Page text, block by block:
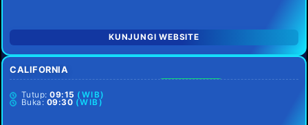
KUNJUNGI WEBSITE
CALIFORNIA
Tutup:09:15 (WIB)
Buka: 09:30 (WIB)